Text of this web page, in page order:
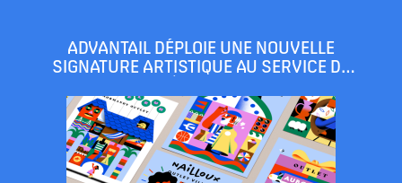
ADVANTAIL DÉPLOIE UNE NOUVELLE
SIGNATURE ARTISTIQUE AU SERVICE DE
CENTRES OUTLET